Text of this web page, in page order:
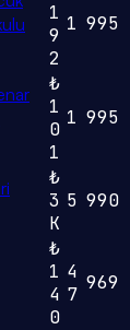
1
9
2
1 995
₺
1
0
1
1 995
₺
3
K
5 990
₺
1
4
0
4
7
969